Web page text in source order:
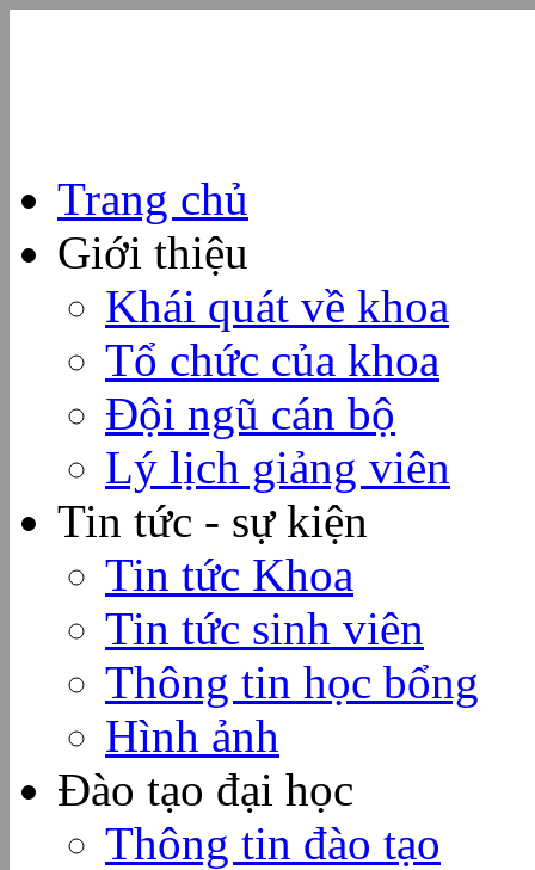
Trang chủ
Giới thiệu
Khái quát về khoa
Tổ chức của khoa
Đội ngũ cán bộ
Lý lịch giảng viên
Tin tức - sự kiện
Tin tức Khoa
Tin tức sinh viên
Thông tin học bổng
Hình ảnh
Đào tạo đại học
Thông tin đào tạo